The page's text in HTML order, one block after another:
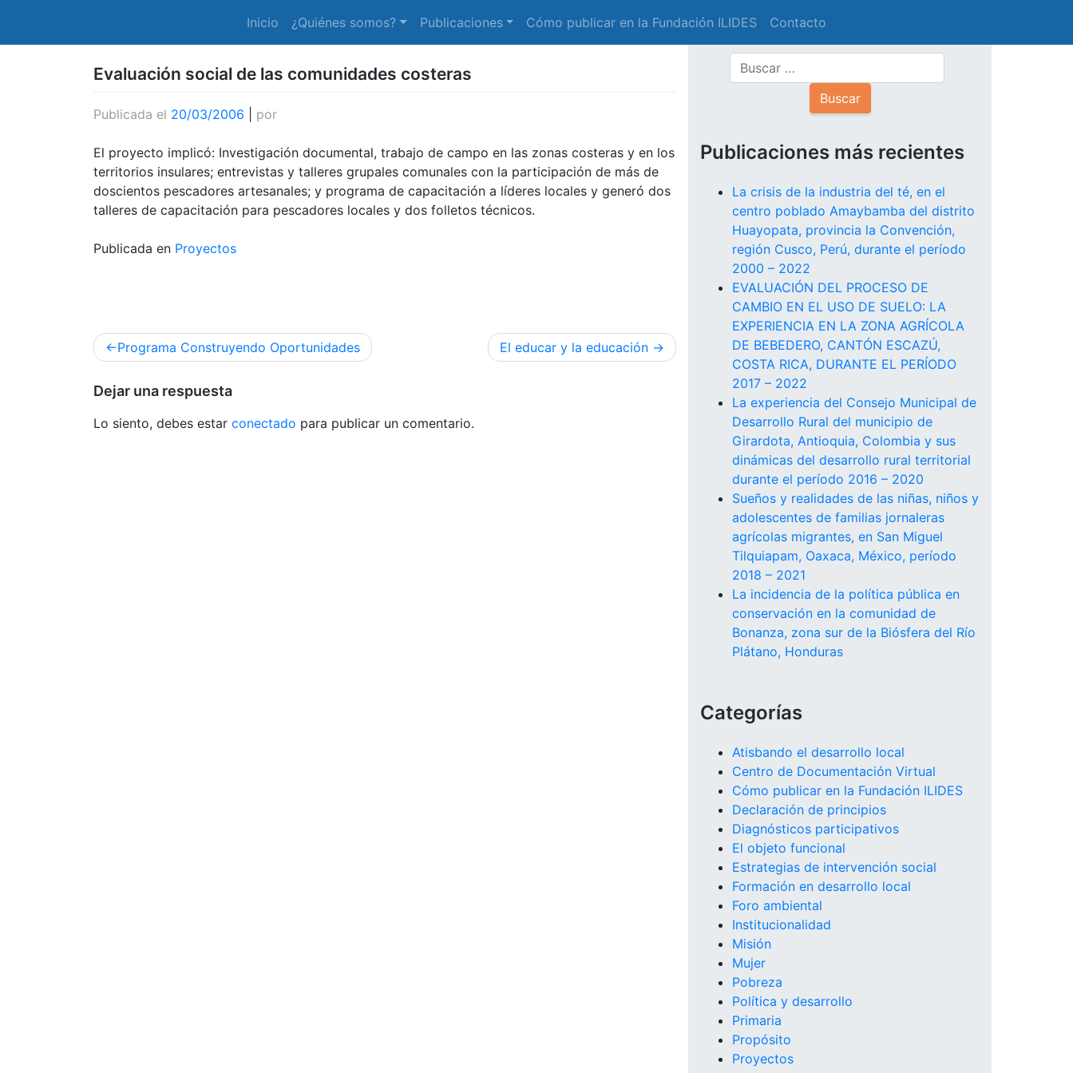
Inicio ¿Quiénes somos? Publicaciones Cómo publicar en la Fundación ILIDES Contacto
Evaluación social de las comunidades costeras
Publicada el 20/03/2006 por
El proyecto implicó: Investigación documental, trabajo de campo en las zonas costeras y en los
territorios insulares; entrevistas y talleres grupales comunales con la participación de más de
doscientos pescadores artesanales; y programa de capacitación a líderes locales y generó dos
talleres de capacitación para pescadores locales y dos folletos técnicos.
Publicada en Proyectos
Navegación
de
entradas
Programa Construyendo Oportunidades El educar y la educación
Dejar una respuesta
Lo siento, debes estar conectado para publicar un comentario.
Publicaciones más recientes
La crisis de la industria del té, en el
centro poblado Amaybamba del distrito
Huayopata, provincia la Convención,
región Cusco, Perú, durante el período
2000 – 2022
EVALUACIÓN DEL PROCESO DE
CAMBIO EN EL USO DE SUELO: LA
EXPERIENCIA EN LA ZONA AGRÍCOLA
DE BEBEDERO, CANTÓN ESCAZÚ,
COSTA RICA, DURANTE EL PERÍODO
2017 – 2022
La experiencia del Consejo Municipal de
Desarrollo Rural del municipio de
Girardota, Antioquia, Colombia y sus
dinámicas del desarrollo rural territorial
durante el período 2016 – 2020
Sueños y realidades de las niñas, niños y
adolescentes de familias jornaleras
agrícolas migrantes, en San Miguel
Tilquiapam, Oaxaca, México, período
2018 – 2021
La incidencia de la política pública en
conservación en la comunidad de
Bonanza, zona sur de la Biósfera del Río
Plátano, Honduras
Categorías
Atisbando el desarrollo local
Centro de Documentación Virtual
Cómo publicar en la Fundación ILIDES
Declaración de principios
Diagnósticos participativos
El objeto funcional
Estrategias de intervención social
Formación en desarrollo local
Foro ambiental
Institucionalidad
Misión
Mujer
Pobreza
Política y desarrollo
Primaria
Propósito
Proyectos